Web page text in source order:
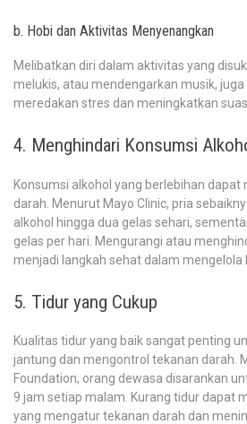
b. Hobi dan Aktivitas Menyenangkan
Melibatkan diri dalam aktivitas yang
melukis, atau mendengarkan musik,
meredakan stres dan meningkatkan
4. Menghindari Konsumsi
Konsumsi alkohol yang berlebihan
darah. Menurut Mayo Clinic, pria
alkohol hingga dua gelas sehari,
gelas per hari. Mengurangi atau
menjadi langkah sehat dalam mengelola
5. Tidur yang Cukup
Kualitas tidur yang baik sangat penting
jantung dan mengontrol tekanan darah.
Foundation, orang dewasa disarankan
9 jam setiap malam. Kurang tidur dapat
yang mengatur tekanan darah dan